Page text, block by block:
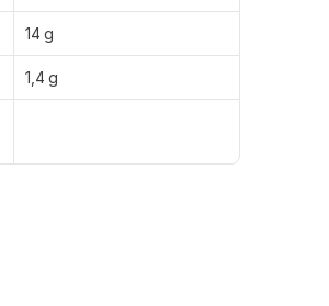
14 g
1,4 g